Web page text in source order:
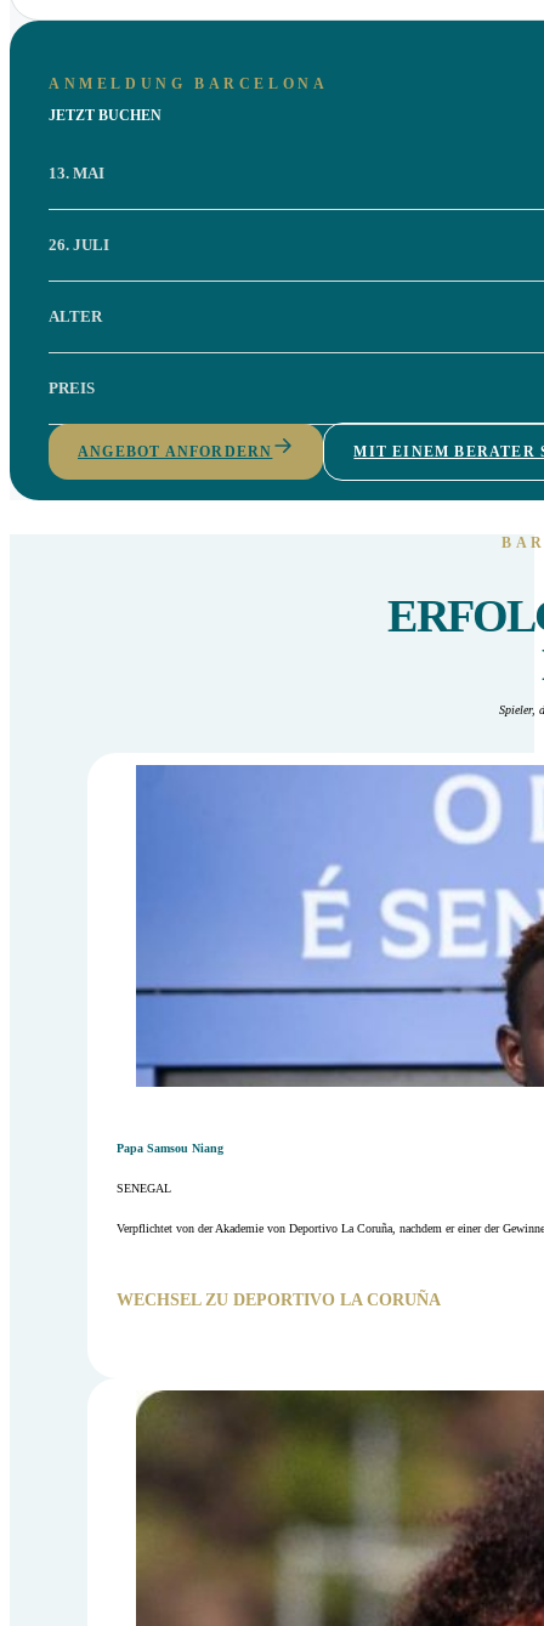
ANMELDUNG BARCELONA
JETZT BUCHEN
13. MAI
26. JULI
ALTER
PREIS
ANGEBOT ANFORDERN MIT EINEM BERATER
Spieler,
Papa Samsou Niang
SENEGAL
Verpflichtet von der Akademie von Deportivo La Coruña, nachdem er einer der
WECHSEL ZU DEPORTIVO LA CORUÑA